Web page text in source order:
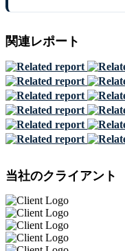
関連レポート
当社のクライアント